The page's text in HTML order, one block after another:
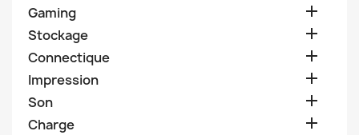
Gaming 
Stockage 
Connectique 
Impression 
Son 
Charge 